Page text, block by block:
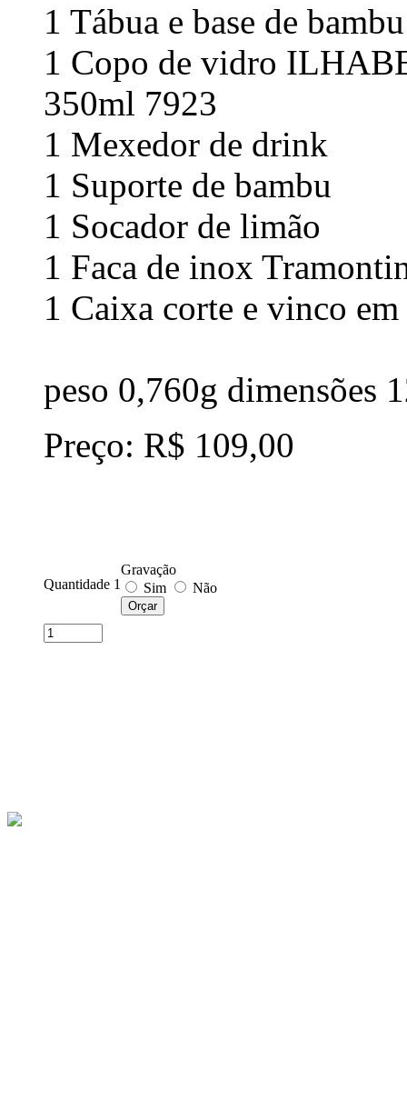
1 Tábua e base de bambu
1 Copo de vidro
350ml 7923
1 Mexedor de drink
1 Suporte de bambu
1 Socador de limão
1 Faca de inox
1 Caixa corte e vinco
peso 0,760g dimensões
Preço: R$ 109,00
Quantidade 1
Gravação
Sim
Não